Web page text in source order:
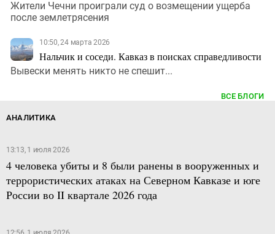
Жители Чечни проиграли суд о возмещении ущерба
после землетрясения
10:50, 24 марта 2026
Нальчик и соседи. Кавказ в поисках справедливости
Вывески менять никто не спешит...
ВСЕ БЛОГИ
АНАЛИТИКА
13:13, 1 июля 2026
4 человека убиты и 8 были ранены в вооруженных и
террористических атаках на Северном Кавказе и юге
России во II квартале 2026 года